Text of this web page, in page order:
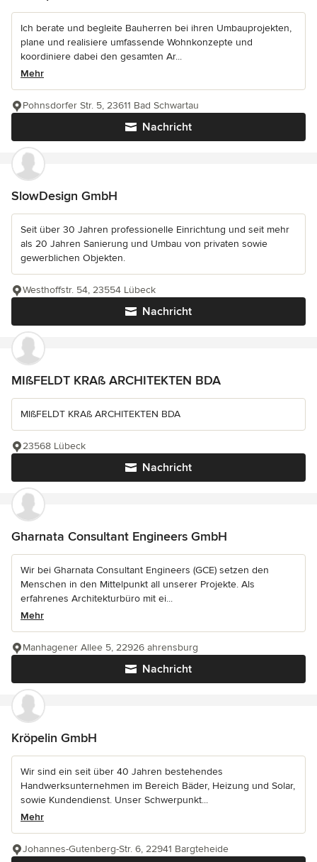
Ich berate und begleite Bauherren bei ihren Umbauprojekten,
plane und realisiere umfassende Wohnkonzepte und
koordiniere dabei den gesamten Ar...
Mehr
Nachricht
Pohnsdorfer Str. 5, 23611 Bad Schwartau
SlowDesign GmbH
Seit über 30 Jahren professionelle Einrichtung und seit mehr
als 20 Jahren Sanierung und Umbau von privaten sowie
gewerblichen Objekten.
Nachricht
Westhoffstr. 54, 23554 Lübeck
MIßFELDT KRAß ARCHITEKTEN BDA
MIßFELDT KRAß ARCHITEKTEN BDA
Nachricht
23568 Lübeck
Gharnata Consultant Engineers GmbH
Wir bei Gharnata Consultant Engineers (GCE) setzen den
Menschen in den Mittelpunkt all unserer Projekte. Als
erfahrenes Architekturbüro mit ei...
Mehr
Nachricht
Manhagener Allee 5, 22926 ahrensburg
Kröpelin GmbH
Wir sind ein seit über 40 Jahren bestehendes
Handwerksunternehmen im Bereich Bäder, Heizung und Solar,
sowie Kundendienst. Unser Schwerpunkt...
Mehr
Johannes-Gutenberg-Str. 6, 22941 Bargteheide